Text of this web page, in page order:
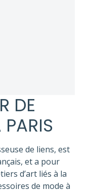
DE
de liens, est
et a pour
d’art liés à la
de mode à